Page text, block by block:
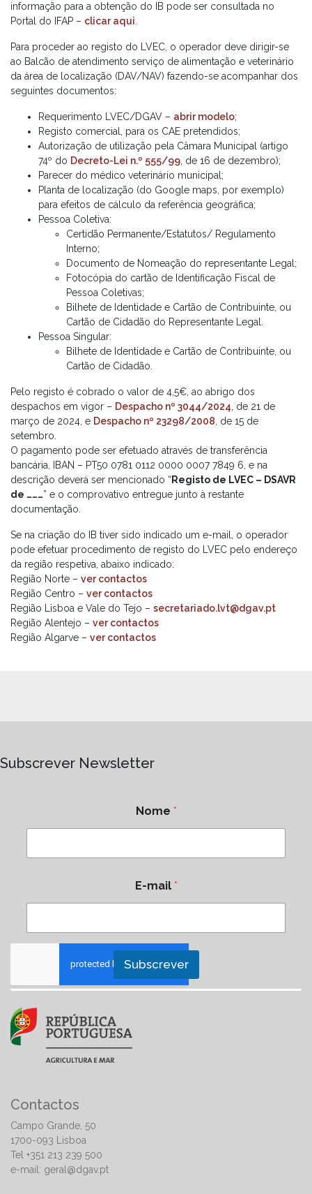
informação para a obtenção do IB pode ser consultada no
Portal do IFAP – clicar aqui
Para proceder ao registo do LVEC, o operador deve dirigir-se
ao Balcão de atendimento serviço de alimentação e veterinário
da área de localização (DAV/NAV) fazendo-se acompanhar dos
seguintes documentos:
Requerimento LVEC/DGAV – abrir modelo;
Registo comercial, para os CAE pretendidos;
Autorização de utilização pela Câmara Municipal (artigo
74º do Decreto-Lei n.º 555/99 , de 16 de dezembro);
Parecer do médico veterinário municipal;
Planta de localização (do Google maps, por exemplo)
para efeitos de cálculo da referência geográfica;
Pessoa Coletiva:
Certidão Permanente/Estatutos/ Regulamento
Interno;
Documento de Nomeação do representante Legal;
Fotocópia do cartão de Identificação Fiscal de
Pessoa Coletivas;
Bilhete de Identidade e Cartão de Contribuinte, ou
Cartão de Cidadão do Representante Legal.
Pessoa Singular:
Bilhete de Identidade e Cartão de Contribuinte, ou
Cartão de Cidadão.
Pelo registo é cobrado o valor de 4,5€, ao abrigo dos
despachos em vigor – Despacho nº 3044/2024 , de 21 de
março de 2024, e Despacho nº 23298/2008 , de 15 de
setembro.
O pagamento pode ser efetuado através de transferência
bancária, IBAN – PT50 0781 0112 0000 0007 7849 6, e na
descrição deverá ser mencionado “ Registo de LVEC – DSAVR
de ………” e o comprovativo entregue junto à restante
documentação.
Se na criação do IB tiver sido indicado um e-mail, o operador
pode efetuar procedimento de registo do LVEC pelo endereço
da região respetiva, abaixo indicado:
Região Norte – ver contactos
Região Centro – ver contactos
Região Lisboa e Vale do Tejo – secretariado.lvt@dgav.pt
Região Alentejo – ver contactos
Região Algarve – ver contactos
Subscrever Newsletter
Nome *
E-mail *
Subscrever
Contactos
Campo Grande, 50
1700-093 Lisboa
Tel +351 213 239 500
e-mail: geral@dgav.pt